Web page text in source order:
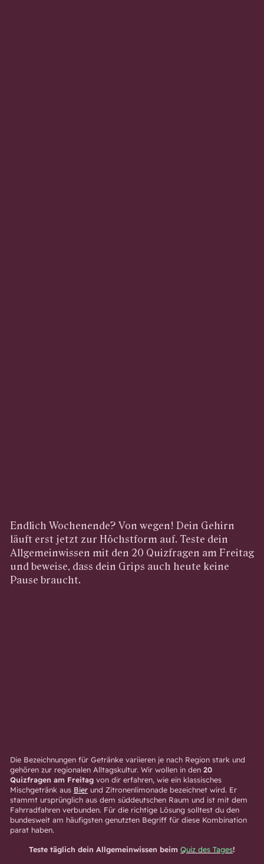
Endlich Wochenende? Von wegen! Dein Gehirn
läuft erst jetzt zur Höchstform auf. Teste dein
Allgemeinwissen mit den 20 Quizfragen am Freitag
und beweise, dass dein Grips auch heute keine
Pause braucht.
Die Bezeichnungen für Getränke variieren je nach Region stark und
gehören zur regionalen Alltagskultur. Wir wollen in den 20
Quizfragen am Freitagvon dir erfahren, wie ein klassisches
Mischgetränk aus Bierund Zitronenlimonade bezeichnet wird. Er
stammt ursprünglich aus dem süddeutschen Raum und ist mit dem
Fahrradfahren verbunden. Für die richtige Lösung solltest du den
bundesweit am häufigsten genutzten Begriff für diese Kombination
parat haben.
Teste täglich dein Allgemeinwissen beim Quiz des Tages!